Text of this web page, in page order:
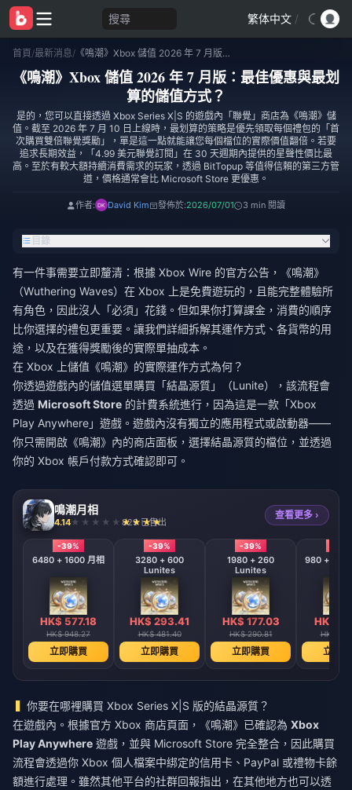
搜尋 繁体中文 /
首頁/最新消息/ 《鳴潮》Xbox 儲值 2026 年 7 月版：最佳優惠與最划算的儲值方式？
《鳴潮》Xbox 儲值 2026 年 7 月版：最佳優惠與最划
算的儲值方式？
是的，您可以直接透過 Xbox Series X|S 的遊戲內「聯覺」商店為《鳴潮》儲
值。截至 2026 年 7 月 10 日上線時，最划算的策略是優先領取每個禮包的「首
次購買雙倍聯覺獎勵」，單是這一點就能讓您每個檔位的實際價值翻倍。若要
追求長期效益，「4.99 美元聯覺訂閱」在 30 天週期內提供的星聲性價比最
高。至於有較大額持續消費需求的玩家，透過 BitTopup 等值得信賴的第三方管
道，價格通常會比 Microsoft Store 更優惠。
作者: David Kim 發佈於:2026/07/01 3 min 閱讀
目錄
有一件事需要立即釐清：根據 Xbox Wire 的官方公告，《鳴潮》
（Wuthering Waves）在 Xbox 上是免費遊玩的，且能完整體驗所
有角色，因此沒人「必須」花錢。但如果你打算課金，消費的順序
比你選擇的禮包更重要。讓我們詳細拆解其運作方式、各貨幣的用
途，以及在獲得獎勵後的實際單抽成本。
在 Xbox 上儲值《鳴潮》的實際運作方式為何？
你透過遊戲內的儲值選單購買「結晶源質」（Lunite），該流程會
透過 Microsoft Store 的計費系統進行，因為這是一款「Xbox
Play Anywhere」遊戲。遊戲內沒有獨立的應用程式或啟動器——
你只需開啟《鳴潮》內的商店面板，選擇結晶源質的檔位，並透過
你的 Xbox 帳戶付款方式確認即可。
鳴潮月相
4.14 829 已售出
查看更多 ›
-39%
6480 + 1600 月相
HK$ 577.18
HK$ 948.27
立即購買
-39%
3280 + 600
Lunites
HK$ 293.41
HK$ 481.40
立即購買
-39%
1980 + 260
Lunites
HK$ 177.03
HK$ 290.81
立即購買
980 + 110
HK$
HK$
立即
你要在哪裡購買 Xbox Series X|S 版的結晶源質？
在遊戲內。根據官方 Xbox 商店頁面，《鳴潮》已確認為 Xbox
Play Anywhere 遊戲，並與 Microsoft Store 完全整合，因此購買
流程會透過你 Xbox 個人檔案中綁定的信用卡、PayPal 或禮物卡餘
額進行處理。雖然其他平台的社群回報指出，在其他地方也可以透